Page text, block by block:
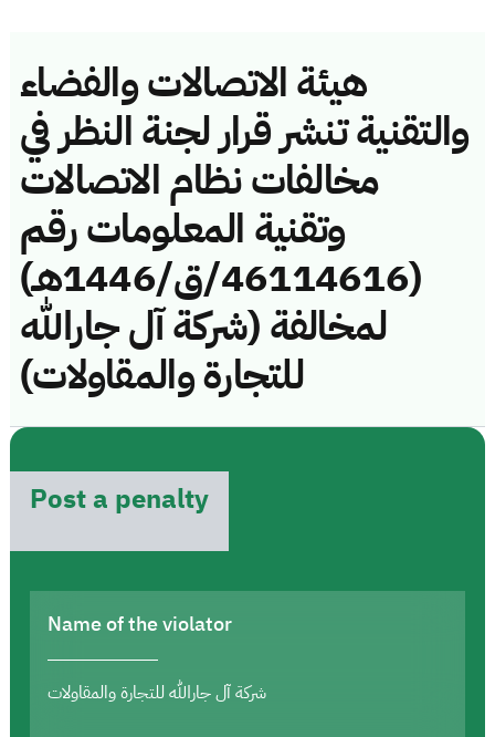
هيئة الاتصالات والفضاء
والتقنية تنشر قرار لجنة النظر في
مخالفات نظام الاتصالات
وتقنية المعلومات رقم
(46114616/ق/1446هـ)
لمخالفة (شركة آل جارالله
للتجارة والمقاولات)
Post a penalty
Name of the violator
شركة آل جارالله للتجارة والمقاولات